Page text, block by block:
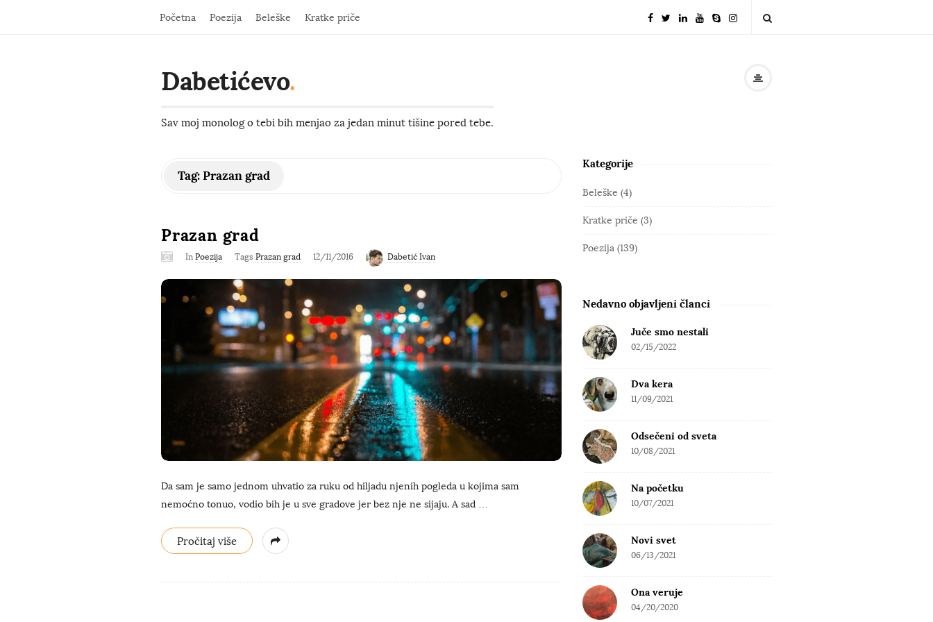
Početna Poezija Beleške Kratke priče
Dabetićevo.
Sav moj monolog o tebi bih menjao za jedan minut tišine pored tebe.
Tag:Prazan grad
Prazan grad
In Poezija Tags Prazan grad 12/11/2016 Dabetić Ivan
Da sam je samo jednom uhvatio za ruku od hiljadu njenih pogleda u kojima sam
nemoćno tonuo, vodio bih je u sve gradove jer bez nje ne sijaju. A sad …
Pročitaj više
S
i
e
S
e
a
r
Kategorije
Beleške (4)
Kratke priče (3)
Poezija(139)
Nedavno objavljeni članci
Juče smo nestali
02/15/2022
Dva kera
11/09/2021
Odsečeni od sveta
10/08/2021
Na početku
10/07/2021
Novi svet
06/13/2021
Ona veruje
04/20/2020